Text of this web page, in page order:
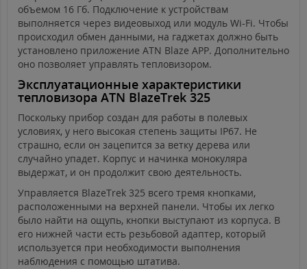
объемом 16 Гб. Подключение к устройствам
выполняется через видеовыход или модуль Wi-Fi. Чтобы
происходил обмен данными, на гаджетах должно быть
установлено приложение ATN Blaze APP. Дополнительно
оно позволяет управлять тепловизором.
Эксплуатационные характеристики
тепловизора ATN BlazeTrek 325
Поскольку прибор создан для работы в полевых
условиях, у него высокая степень защиты IP67. Не
страшно, если он зацепится за ветку дерева или
случайно упадет. Корпус и начинка монокуляра
выдержат, и он продолжит свою деятельность.
Управляется BlazeTrek 325 всего тремя кнопками,
расположенными на верхней панели. Чтобы их легко
было найти на ощупь, кнопки выступают из корпуса. В
его нижней части есть резьбовой адаптер, который
используется при необходимости выполнения
наблюдения с помощью штатива.